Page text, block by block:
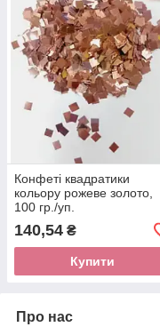
Конфеті квадратики
кольору рожеве золото,
100 гр./уп.
140,54 ₴
Купити
Про нас